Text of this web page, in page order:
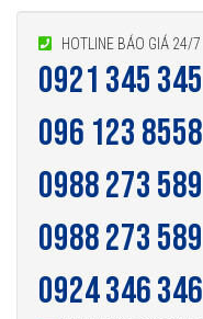
HOTLINE BÁO GIÁ 24/7
0921 345 345
096 123 8558
0988 273 589
0988 273 589
0924 346 346